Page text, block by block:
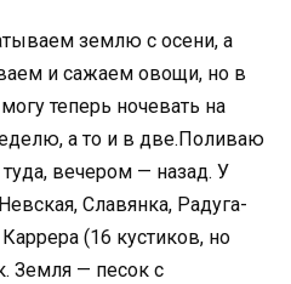
землю с осени, а
и сажаем овощи, но в
теперь ночевать на
а то и в две.Поливаю
вечером — назад. У
Славянка, Радуга-
(16 кустиков, но
Земля — песок с